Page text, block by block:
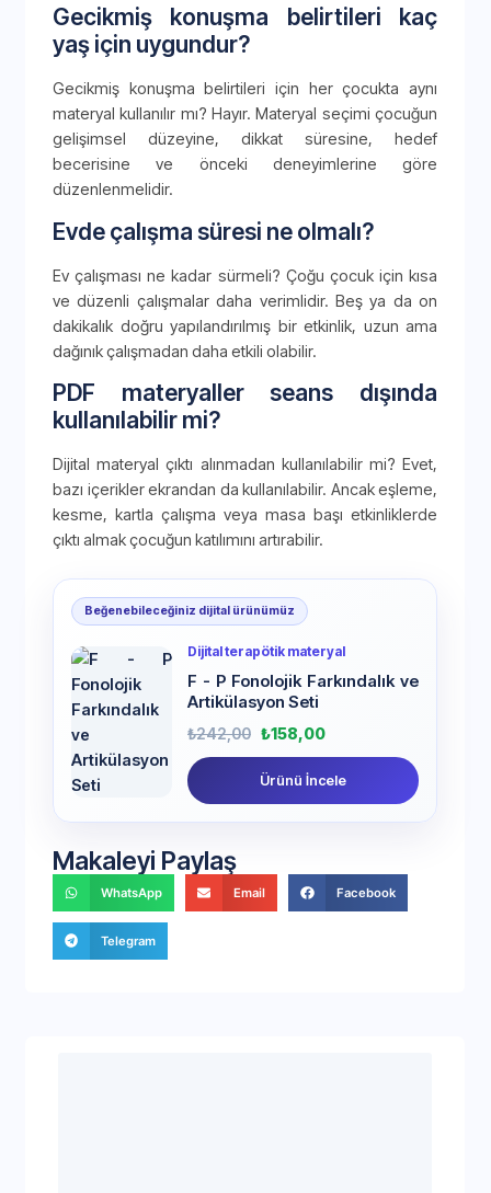
Gecikmiş konuşma belirtileri kaç
yaş için uygundur?
Gecikmiş konuşma belirtileri için her çocukta aynı
materyal kullanılır mı? Hayır. Materyal seçimi çocuğun
gelişimsel düzeyine, dikkat süresine, hedef
becerisine ve önceki deneyimlerine göre
düzenlenmelidir.
Evde çalışma süresi ne olmalı?
Ev çalışması ne kadar sürmeli? Çoğu çocuk için kısa
ve düzenli çalışmalar daha verimlidir. Beş ya da on
dakikalık doğru yapılandırılmış bir etkinlik, uzun ama
dağınık çalışmadan daha etkili olabilir.
PDF materyaller seans dışında
kullanılabilir mi?
Dijital materyal çıktı alınmadan kullanılabilir mi? Evet,
bazı içerikler ekrandan da kullanılabilir. Ancak eşleme,
kesme, kartla çalışma veya masa başı etkinliklerde
çıktı almak çocuğun katılımını artırabilir.
Beğenebileceğiniz dijital ürünümüz
Dijital terapötik materyal
F - P Fonolojik Farkındalık ve
Artikülasyon Seti
₺242,00 ₺158,00
Ürünü İncele
Makaleyi Paylaş
WhatsApp Email Facebook
Telegram